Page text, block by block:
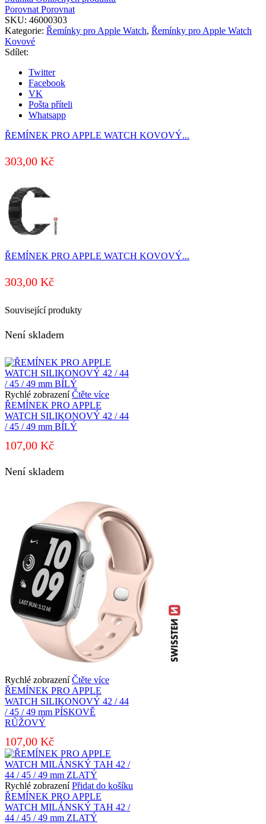
Porovnat Porovnat
SKU: 46000303
Kategorie: Řemínky pro Apple Watch, Řemínky pro Apple Watch
Kovové
Sdílet:
Twitter
Facebook
VK
Pošta příteli
Whatsapp
ŘEMÍNEK PRO APPLE WATCH KOVOVÝ...
303,00 Kč
ŘEMÍNEK PRO APPLE WATCH KOVOVÝ...
303,00 Kč
Související produkty
Není skladem
Rychlé zobrazení Čtěte více
ŘEMÍNEK PRO APPLE
WATCH SILIKONOVÝ 42 / 44
/ 45 / 49 mm BÍLÝ
107,00 Kč
Není skladem
Rychlé zobrazení Čtěte více
ŘEMÍNEK PRO APPLE
WATCH SILIKONOVÝ 42 / 44
/ 45 / 49 mm PÍSKOVĚ
RŮŽOVÝ
107,00 Kč
Rychlé zobrazení Přidat do košíku
ŘEMÍNEK PRO APPLE
WATCH MILÁNSKÝ TAH 42 /
44 / 45 / 49 mm ZLATÝ